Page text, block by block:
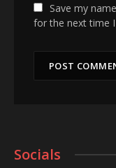
Save my
for the next time
Socials